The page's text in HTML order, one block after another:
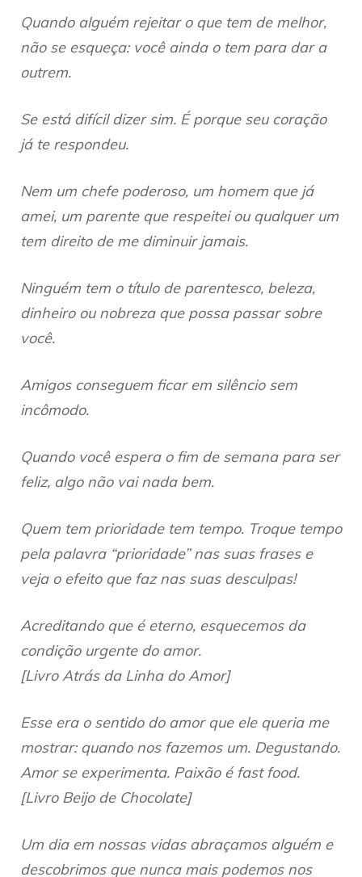
Quando alguém rejeitar o que tem de melhor,
não se esqueça: você ainda o tem para dar a
outrem.
Se está difícil dizer sim. É porque seu coração
já te respondeu.
Nem um chefe poderoso, um homem que já
amei, um parente que respeitei ou qualquer um
tem direito de me diminuir jamais.
Ninguém tem o título de parentesco, beleza,
dinheiro ou nobreza que possa passar sobre
você.
Amigos conseguem ficar em silêncio sem
incômodo.
Quando você espera o fim de semana para ser
feliz, algo não vai nada bem.
Quem tem prioridade tem tempo. Troque tempo
pela palavra “prioridade” nas suas frases e
veja o efeito que faz nas suas desculpas!
Acreditando que é eterno, esquecemos da
condição urgente do amor.
[Livro Atrás da Linha do Amor]
Esse era o sentido do amor que ele queria me
mostrar: quando nos fazemos um. Degustando.
Amor se experimenta. Paixão é fast food.
[Livro Beijo de Chocolate]
Um dia em nossas vidas abraçamos alguém e
descobrimos que nunca mais podemos nos